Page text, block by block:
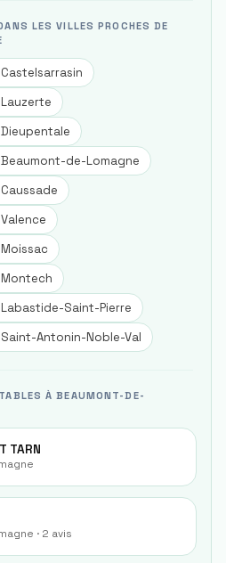
LES VILLES PROCHES DE
Castelsarrasin
Lauzerte
Dieupentale
Beaumont-de-Lomagne
Caussade
Valence
Moissac
Montech
Labastide-Saint-Pierre
Saint-Antonin-Noble-Val
À BEAUMONT-DE-
TARN
· 2 avis